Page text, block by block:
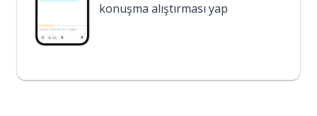
konuşma alıştırması yap